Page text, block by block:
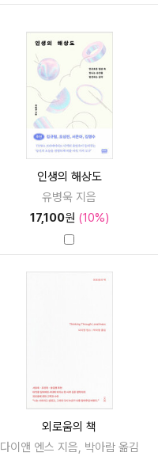
인생의 해상도
유병욱 지음
17,100원 (10%)
외로움의 책
다이앤 엔스 지음, 박아람 옮김